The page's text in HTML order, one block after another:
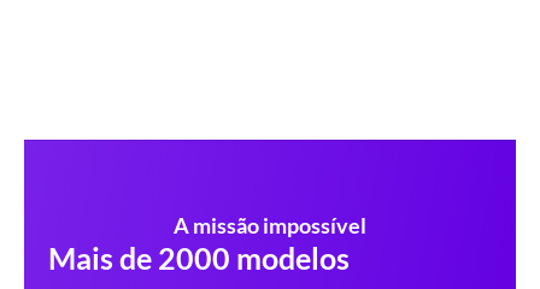
A missão impossível
Mais de 2000 modelos